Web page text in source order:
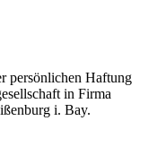
persönlichen Haftung
in Firma
i. Bay.